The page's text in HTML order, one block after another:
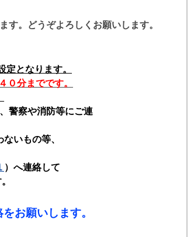
す。どうぞよろしくお願いします。
となります。
０分までです。
、警察や消防等にご連
いもの等、
）へ連絡して
お願いします。